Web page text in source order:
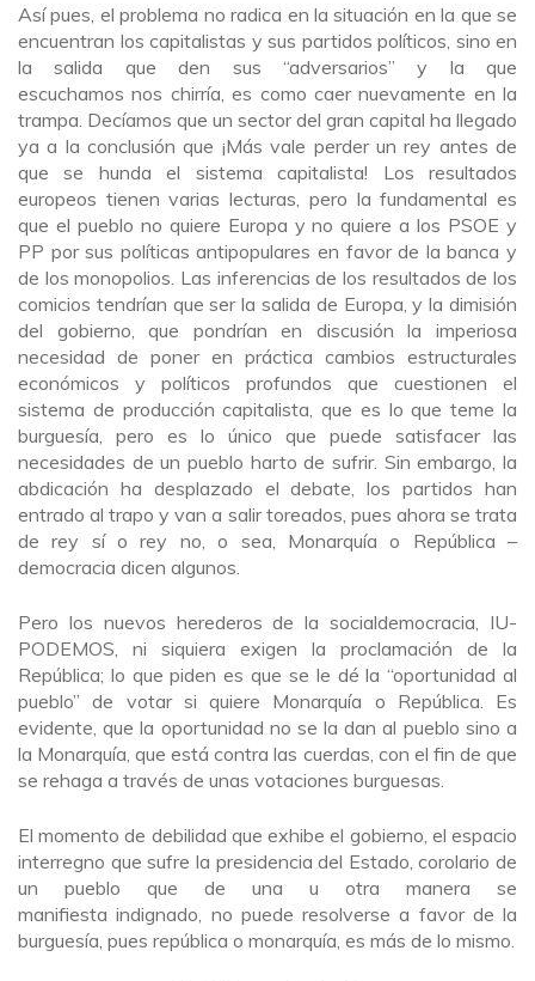
Así pues, el problema no radica en la situación en la que se
encuentran los capitalistas y sus partidos políticos, sino en
la salida que den sus “adversarios” y la que
escuchamos nos chirría, es como caer nuevamente en la
trampa. Decíamos que un sector del gran capital ha llegado
ya a la conclusión que ¡Más vale perder un rey antes de
que se hunda el sistema capitalista! Los resultados
europeos tienen varias lecturas, pero la fundamental es
que el pueblo no quiere Europa y no quiere a los PSOE y
PP por sus políticas antipopulares en favor de la banca y
de los monopolios. Las inferencias de los resultados de los
comicios tendrían que ser la salida de Europa, y la dimisión
del gobierno, que pondrían en discusión la imperiosa
necesidad de poner en práctica cambios estructurales
económicos y políticos profundos que cuestionen el
sistema de producción capitalista, que es lo que teme la
burguesía, pero es lo único que puede satisfacer las
necesidades de un pueblo harto de sufrir. Sin embargo, la
abdicación ha desplazado el debate, los partidos han
entrado al trapo y van a salir toreados, pues ahora se trata
de rey sí o rey no, o sea, Monarquía o República –
democracia dicen algunos.
Pero los nuevos herederos de la socialdemocracia, IU-
PODEMOS, ni siquiera exigen la proclamación de la
República; lo que piden es que se le dé la “oportunidad al
pueblo” de votar si quiere Monarquía o República. Es
evidente, que la oportunidad no se la dan al pueblo sino a
la Monarquía, que está contra las cuerdas, con el fin de que
se rehaga a través de unas votaciones burguesas.
El momento de debilidad que exhibe el gobierno, el espacio
interregno que sufre la presidencia del Estado, corolario de
un pueblo que de una u otra manera se
manifiesta indignado, no puede resolverse a favor de la
burguesía, pues república o monarquía, es más de lo mismo.